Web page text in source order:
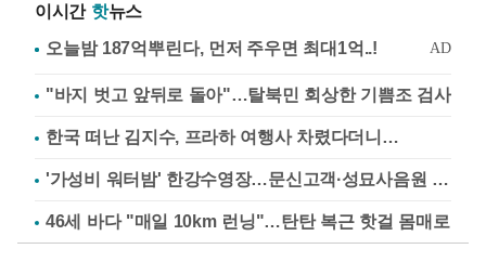
이시간 핫뉴스
"바지 벗고 앞뒤로 돌아"…탈북민 회상한 기쁨조 검사
한국 떠난 김지수, 프라하 여행사 차렸다더니…
'가성비 워터밤' 한강수영장…문신고객·성묘사음원 민원
46세 바다 "매일 10km 런닝"…탄탄 복근 핫걸 몸매로